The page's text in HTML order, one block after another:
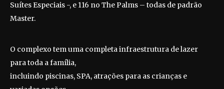
Suítes Especiais -, e 116 no The Palms – todas de padrão
Master.
O complexo tem uma completa infraestrutura de lazer
para toda a família,
incluindo piscinas, SPA, atrações para as crianças e